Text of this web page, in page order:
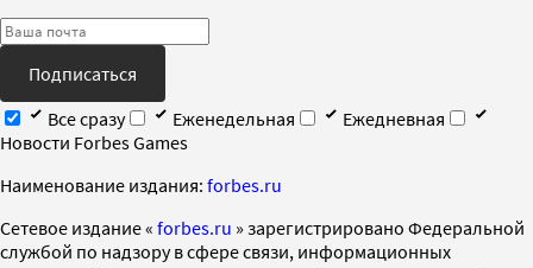
Подписаться
Все сразу
Еженедельная
Ежедневная
Новости Forbes Games
Наименование издания: forbes.ru
Cетевое издание « forbes.ru » зарегистрировано Федеральной
службой по надзору в сфере связи, информационных